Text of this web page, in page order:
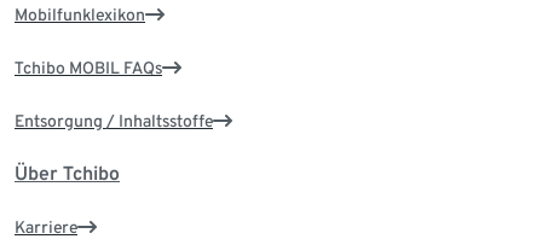
Mobilfunklexikon
Tchibo MOBIL FAQs
Entsorgung / Inhaltsstoffe
Über Tchibo
Karriere